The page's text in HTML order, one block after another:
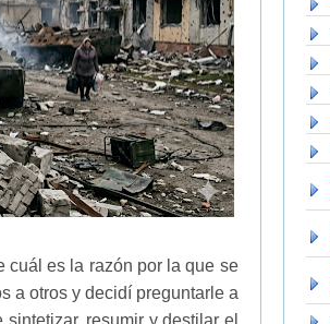
cuál es la razón por la que se
a otros y decidí preguntarle a
resumir y destilar el